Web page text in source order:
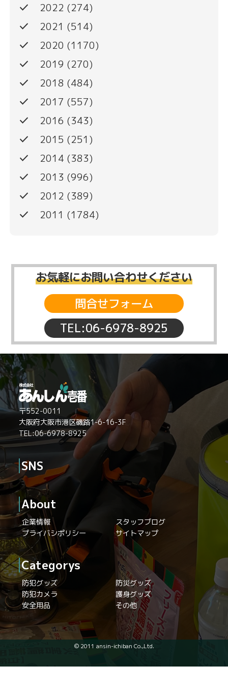
done 2022 (274)
done 2021 (514)
done 2020 (1170)
done 2019 (270)
done 2018 (484)
done 2017 (557)
done 2016 (343)
done 2015 (251)
done 2014 (383)
done 2013 (996)
done 2012 (389)
done 2011 (1784)
お気軽にお問い合わせください
TEL:06-6978-8925
問合せフォーム
〒552-0011
大阪府大阪市港区磯路1-6-16-3F
TEL:06-6978-8925
SNS
About
企業情報
スタッフブログ
プライバシポリシー
サイトマップ
Categorys
防犯グッズ
防災グッズ
防犯カメラ
護身グッズ
安全用品
その他
© 2011 ansin-ichiban Co.,Ltd.